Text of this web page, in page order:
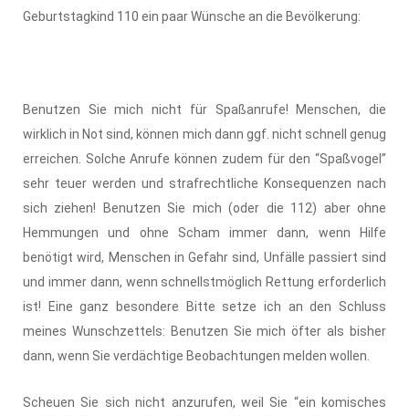
Geburtstagkind 110 ein paar Wünsche an die Bevölkerung:
Benutzen Sie mich nicht für Spaßanrufe! Menschen, die
wirklich in Not sind, können mich dann ggf. nicht schnell genug
erreichen. Solche Anrufe können zudem für den “Spaßvogel”
sehr teuer werden und strafrechtliche Konsequenzen nach
sich ziehen! Benutzen Sie mich (oder die 112) aber ohne
Hemmungen und ohne Scham immer dann, wenn Hilfe
benötigt wird, Menschen in Gefahr sind, Unfälle passiert sind
und immer dann, wenn schnellstmöglich Rettung erforderlich
ist! Eine ganz besondere Bitte setze ich an den Schluss
meines Wunschzettels: Benutzen Sie mich öfter als bisher
dann, wenn Sie verdächtige Beobachtungen melden wollen.
Scheuen Sie sich nicht anzurufen, weil Sie “ein komisches